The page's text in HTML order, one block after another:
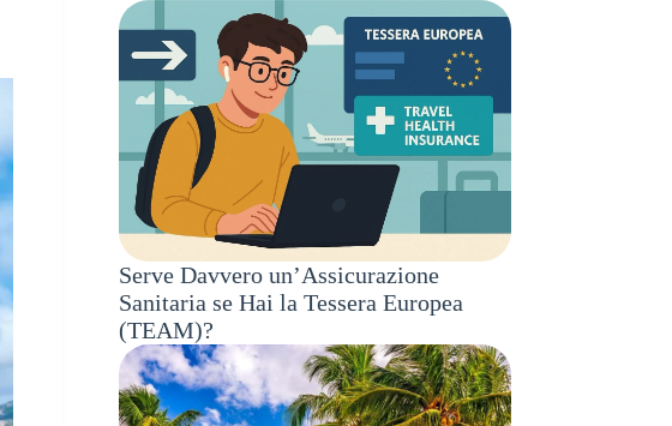
Serve Davvero un’Assicurazione
Sanitaria se Hai la Tessera Europea
(TEAM)?